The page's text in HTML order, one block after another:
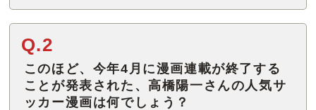
Q.2
このほど、今年4月に漫画連載が終了する
ことが発表された、高橋陽一さんの人気サ
ッカー漫画は何でしょう？